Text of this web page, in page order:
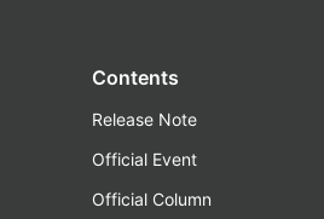
Contents
Release Note
Official Event
Official Column